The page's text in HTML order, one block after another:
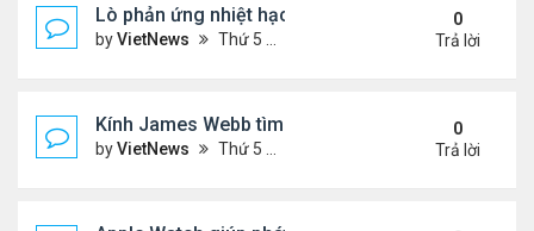
Lò phản ứng nhiệt hạch nóng gấp 5 lần lõi Mặt
byVietNews Thứ 5 Tháng 7 21, 2022 11:59 am
0
Trả lời
Kính James Webb tìm thấy thiên hà cổ xưa nhất
byVietNews Thứ 5 Tháng 7 21, 2022 11:05 am
0
Trả lời